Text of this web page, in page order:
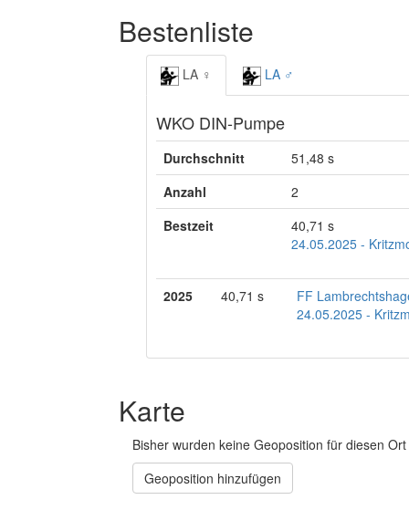
Bestenliste
LA ♀ LA ♂
WKO DIN-Pumpe
Durchschnitt
51,48 s
Anzahl
2
Bestzeit
40,71 s
24.05.2025 -
2025 40,71 s
FF
24.05.2025 -
Karte
Bisher wurden keine Geoposition für diesen
Geoposition hinzufügen